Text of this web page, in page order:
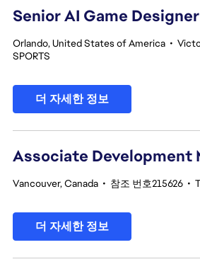
Senior AI Game
Orlando, United States of America •
SPORTS
더 자세한 정보
Associate Development
Vancouver, Canada • 참조 번호215626 •
더 자세한 정보